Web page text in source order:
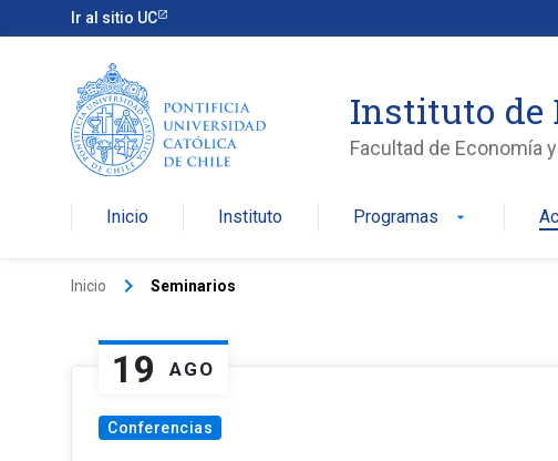
Ir al sitio UC
Instituto de
Facultad de Economía
Inicio Instituto Programas arrow_drop_down
Inicio keyboard_arrow_right Seminarios
19 AGO
Conferencias